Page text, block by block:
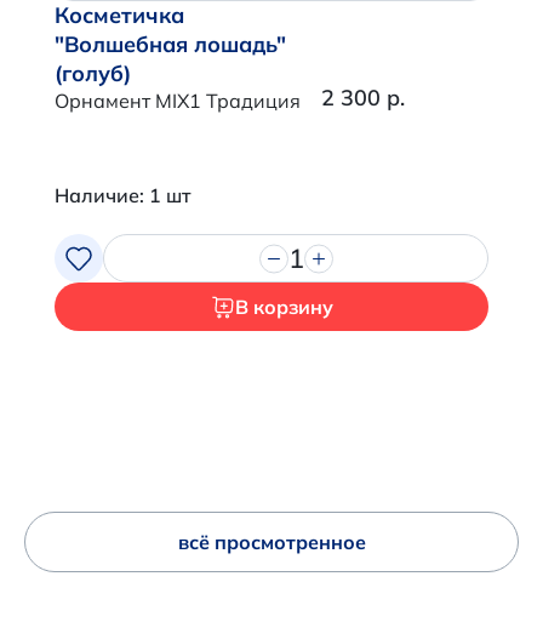
Косметичка
"Волшебная лошадь"
(голуб)
Орнамент MIX1 Традиция 2 300 р.
Наличие: 1 шт
1
В корзину
всё просмотренное